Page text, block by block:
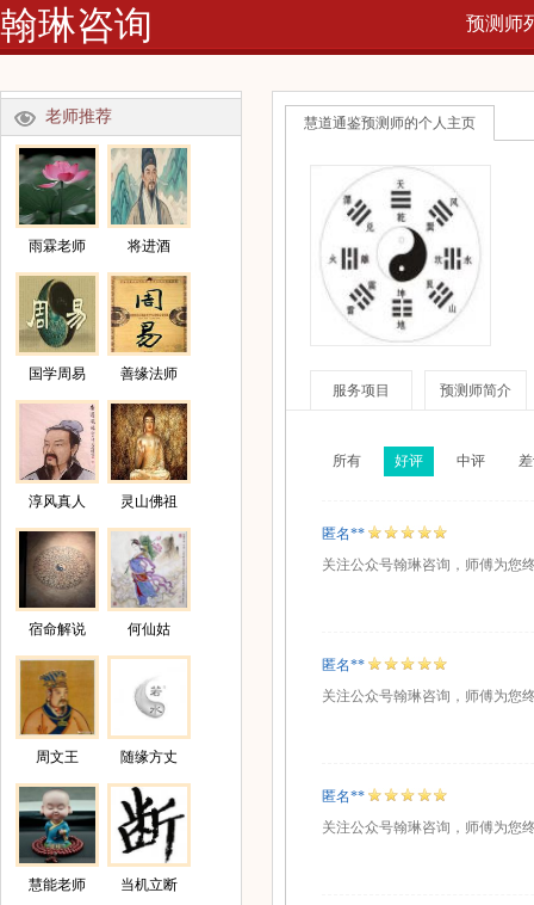
翰琳咨询
预测师
慧道通鉴预测师的个人主页
服务项目 预测师简介
所有 好评 中评
匿名**
关注公众号翰琳咨询，师傅为您
匿名**
关注公众号翰琳咨询，师傅为您
匿名**
关注公众号翰琳咨询，师傅为您
老师推荐
雨霖老师 将进酒
国学周易 善缘法师
淳风真人 灵山佛祖
宿命解说 何仙姑
周文王 随缘方丈
慧能老师 当机立断